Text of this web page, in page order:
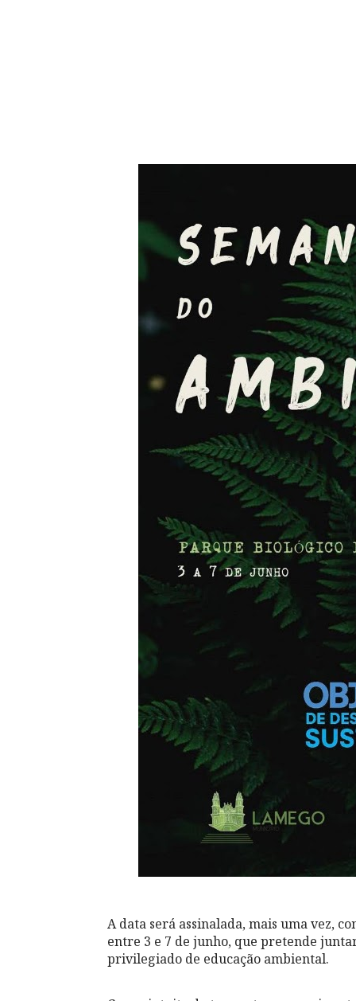
A data será assinalada, mais uma vez,
entre 3 e 7 de junho, que pretende
privilegiado de educação ambiental.